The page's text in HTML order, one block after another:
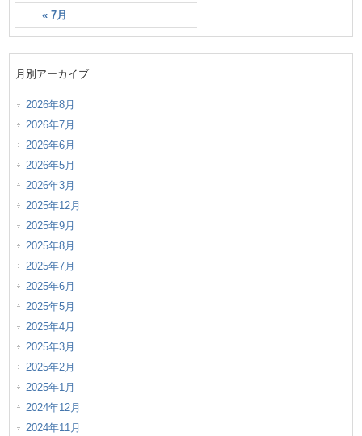
« 7月
月別アーカイブ
2026年8月
2026年7月
2026年6月
2026年5月
2026年3月
2025年12月
2025年9月
2025年8月
2025年7月
2025年6月
2025年5月
2025年4月
2025年3月
2025年2月
2025年1月
2024年12月
2024年11月